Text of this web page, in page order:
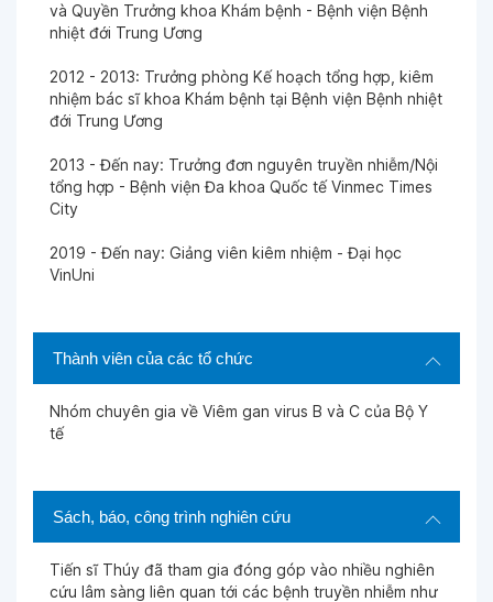
và Quyền Trưởng khoa Khám bệnh - Bệnh viện Bệnh
nhiệt đới Trung Ương
2012 - 2013: Trưởng phòng Kế hoạch tổng hợp, kiêm
nhiệm bác sĩ khoa Khám bệnh tại Bệnh viện Bệnh nhiệt
đới Trung Ương
2013 - Đến nay: Trưởng đơn nguyên truyền nhiễm/Nội
tổng hợp - Bệnh viện Đa khoa Quốc tế Vinmec Times
City
2019 - Đến nay: Giảng viên kiêm nhiệm - Đại học
VinUni
Thành viên của các tổ chức
Nhóm chuyên gia về Viêm gan virus B và C của Bộ Y
tế
Sách, báo, công trình nghiên cứu
Tiến sĩ Thúy đã tham gia đóng góp vào nhiều nghiên
cứu lâm sàng liên quan tới các bệnh truyền nhiễm như
Ngày 04-12-2025
Ngày 02-12-2025
Ngày 28-11-2025
Ngày 16-10-2025